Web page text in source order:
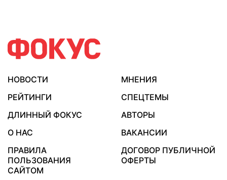
НОВОСТИ
МНЕНИЯ
РЕЙТИНГИ
СПЕЦТЕМЫ
ДЛИННЫЙ ФОКУС
АВТОРЫ
О НАС
ВАКАНСИИ
ПРАВИЛА
ПОЛЬЗОВАНИЯ
САЙТОМ
ДОГОВОР ПУБЛИЧНОЙ
ОФЕРТЫ